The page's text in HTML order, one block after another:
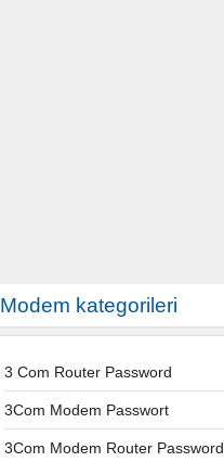
Modem kategorileri
3 Com Router Password
3Com Modem Passwort
3Com Modem Router Password